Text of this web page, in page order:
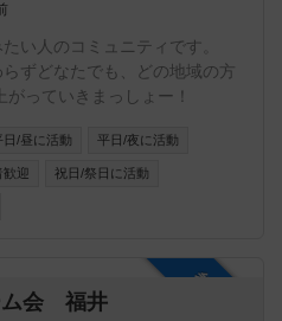
い人のコミュニティです。
ずどなたでも、どの地域の方
っていきまっしょー！
日/昼に活動 平日/夜に活動
歓迎 祝日/祭日に活動
ム会 福井